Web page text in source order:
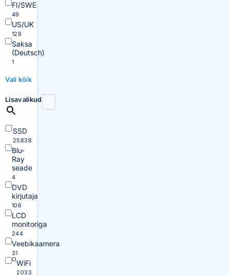
FI/SWE
49
US/UK
128
Saksa
(Deutsch)
1
Vali kõik
Lisavalikud
SSD
25838
Blu-
Ray
seade
4
DVD
kirjutaja
106
LCD
monitoriga
244
Veebikaamera
31
WiFi
2033